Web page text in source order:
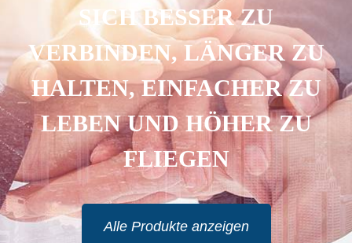
SICH BESSER ZU
VERBINDEN, LÄNGER ZU
HALTEN, EINFACHER ZU
LEBEN UND HÖHER ZU
FLIEGEN
Alle Produkte anzeigen